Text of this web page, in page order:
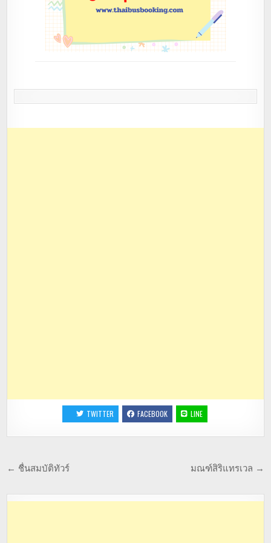
TWITTER FACEBOOK LINE
มณฑ์สิริแทรเวล →
← ชื่นสมบัติทัวร์